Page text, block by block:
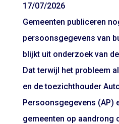
17/07/2026
Gemeenten publiceren
persoonsgegevens van
blijkt uit onderzoek van
Dat terwijl het probleem
en de toezichthouder
Persoonsgegevens (AP)
gemeenten op aandrong